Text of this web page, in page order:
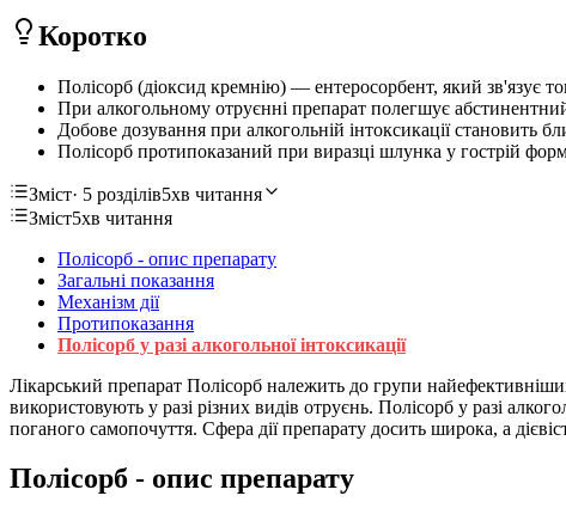
Коротко
Полісорб (діоксид кремнію) — ентеросорбент, який зв'язує
При алкогольному отруєнні препарат полегшує
Добове дозування при алкогольній інтоксикації становить
Полісорб протипоказаний при виразці шлунка у гострій
Зміст· 5 розділів5хв читання
Зміст5хв читання
Полісорб - опис препарату
Загальні показання
Механізм дії
Протипоказання
Полісорб у разі алкогольної інтоксикації
Лікарський препарат Полісорб належить до групи
використовують у разі різних видів отруєнь. Полісорб у разі
поганого самопочуття. Сфера дії препарату досить широка, а
Полісорб - опис препарату